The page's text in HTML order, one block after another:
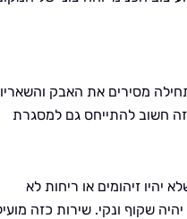
תחילה מסירים את האבק
זה חשוב להתייחס גם למסגרת
יהיו זיהומים או ריחות לא
שקוף ונקי. שירות כזה